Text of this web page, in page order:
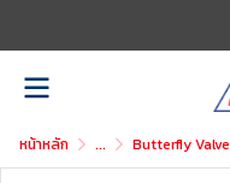
หน้าหลัก ... Butterfly Valve